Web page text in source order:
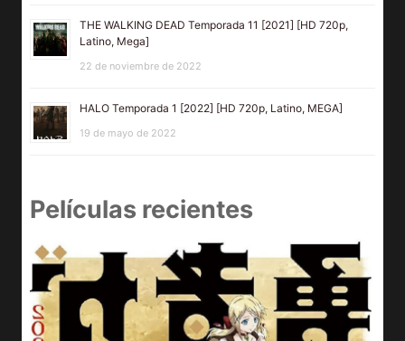
THE WALKING DEAD Temporada 11 [2021] [HD 720p,
Latino, Mega]
22 de noviembre de 2022
HALO Temporada 1 [2022] [HD 720p, Latino, MEGA]
19 de mayo de 2022
Películas recientes